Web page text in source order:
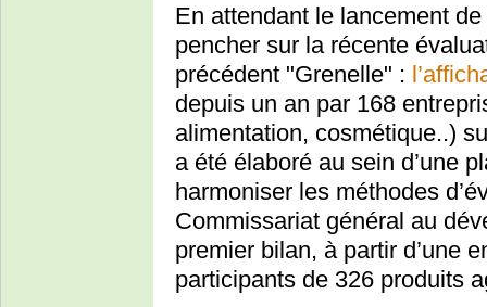
En attendant le lancement
pencher sur la récente
précédent "Grenelle" :
depuis un an par 168
alimentation, cosmétique..)
a été élaboré au sein d’une
harmoniser les méthodes
Commissariat général au
premier bilan, à partir d’une
participants de 326 produits